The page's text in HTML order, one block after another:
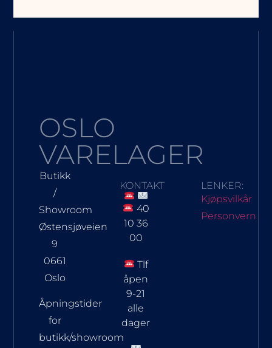
OSLO
VARELAGER
Butikk
/
Showroom
Østensjøveien
9
0661
Oslo
Åpningstider
for
butikk/showroom
KONTAKT
40
10 36
00
Tlf
åpen
9-21
alle
dager
LENKER:
Kjøpsvilkår
Personvern